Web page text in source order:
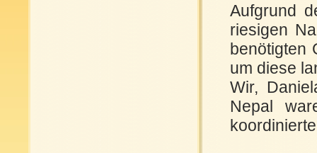
Aufgrund
riesigen
benötigten
um diese
Wir,
Nepal